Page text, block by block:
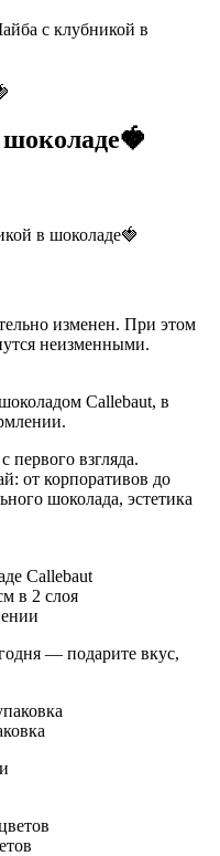
с клубникой в
в шоколаде🍓
изменен. При этом
неизменными.
Callebaut, в
первого взгляда.
от корпоративов до
шоколада, эстетика
Callebaut
в 2 слоя
— подарите вкус,